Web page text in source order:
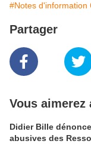
#Notes d'information
Partager
Vous aimerez
Didier Bille
abusives des